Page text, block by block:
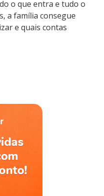
o que entra e tudo o
a família consegue
e quais contas